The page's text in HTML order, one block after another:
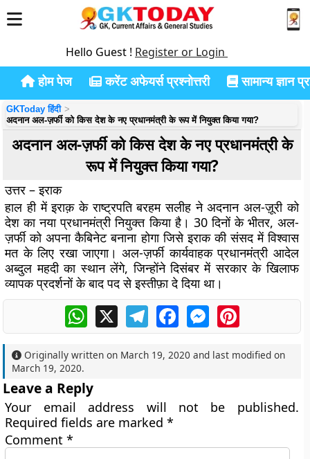
Hello Guest ! Register or Login
होम पेज करेंट अफेयर्स प्रश्नोत्तरी सामान्य ज्ञान
GKToday हिंदी
अदनान अल-ज़र्फी को किस देश के नए प्रधानमंत्री के रूप में नियुक्त किया गया?
अदनान अल-ज़र्फी को किस देश के नए प्रधानमंत्री के
रूप में नियुक्त किया गया?
उत्तर – इराक
हाल ही में इराक़ के राष्ट्रपति बरहम सलीह ने अदनान अल-ज़ूरी को
देश का नया प्रधानमंत्री नियुक्त किया है। 30 दिनों के भीतर, अल-
ज़र्फी को अपना कैबिनेट बनाना होगा जिसे इराक की संसद में विश्वास
मत के लिए रखा जाएगा। अल-ज़र्फी कार्यवाहक प्रधानमंत्री आदेल
अब्दुल महदी का स्थान लेंगे, जिन्होंने दिसंबर में सरकार के खिलाफ
व्यापक प्रदर्शनों के बाद पद से इस्तीफ़ा दे दिया था।
WhatsApp
X TelegramFacebookMessengerPinterest
Originally written on March 19, 2020 and last modified on
March 19, 2020.
Leave a Reply
Your email address will not be published.
Required fields are marked*
Comment*